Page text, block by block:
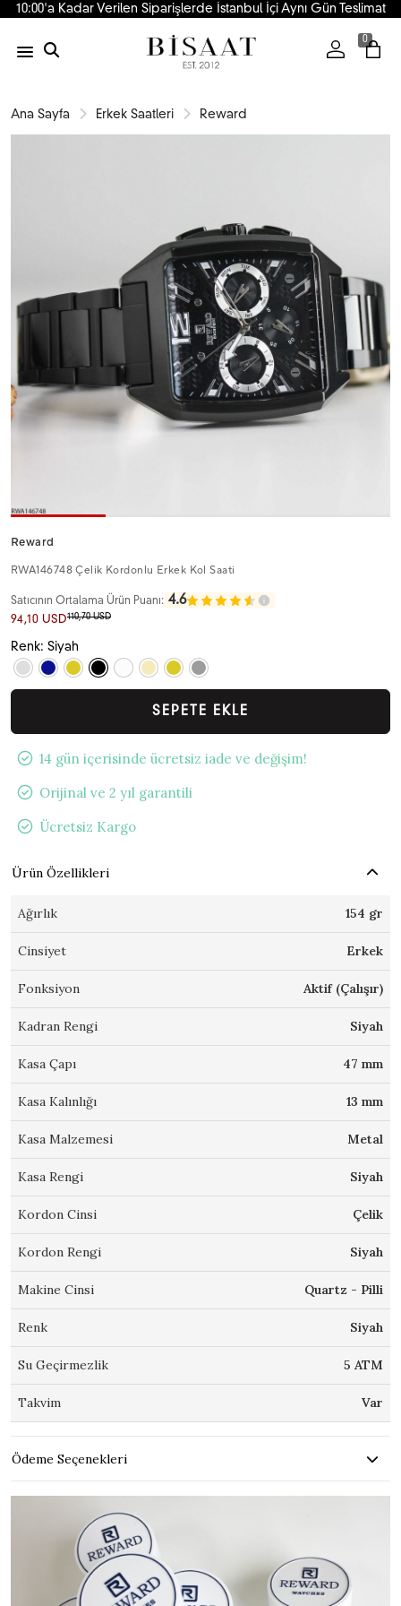
10:00'a Kadar Verilen Siparişlerde İstanbul İçi Aynı Gün Teslimat
0
Ana Sayfa Erkek Saatleri Reward
Reward
RWA146748 Çelik Kordonlu Erkek Kol Saati
Satıcının Ortalama Ürün Puanı: 4.6
94,10 USD110,70 USD
Renk: Siyah
SEPETE EKLE
14 gün içerisinde ücretsiz iade ve değişim!
Orijinal ve 2 yıl garantili
Ücretsiz Kargo
Ürün Özellikleri
Ağırlık 154 gr
Cinsiyet Erkek
Fonksiyon Aktif (Çalışır)
Kadran Rengi Siyah
Kasa Çapı 47 mm
Kasa Kalınlığı 13 mm
Kasa Malzemesi Metal
Kasa Rengi Siyah
Kordon Cinsi Çelik
Kordon Rengi Siyah
Makine Cinsi Quartz - Pilli
Renk Siyah
Su Geçirmezlik 5 ATM
Takvim Var
Ödeme Seçenekleri